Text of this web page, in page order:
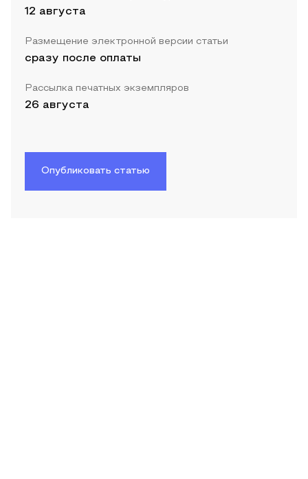
12 августа
Размещение электронной версии статьи
сразу после оплаты
Рассылка печатных экземпляров
26 августа
Опубликовать статью